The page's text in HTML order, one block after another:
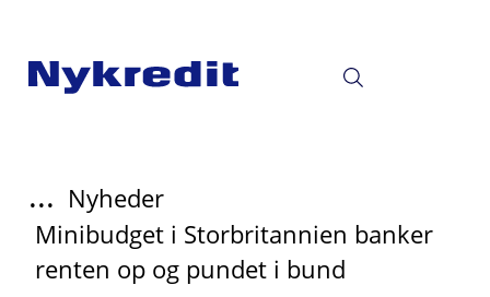
... Nyheder
Minibudget i Storbritannien banker
renten op og pundet i bund